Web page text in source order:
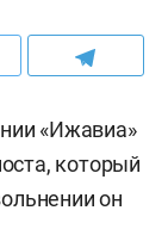
«Ижавиа»
который
он